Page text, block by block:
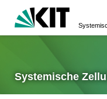
Systemische